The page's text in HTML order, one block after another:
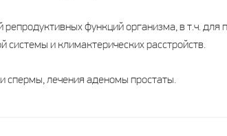
функций организма, в т.ч. для
и климактерических расстройств.
спермы, лечения аденомы простаты.